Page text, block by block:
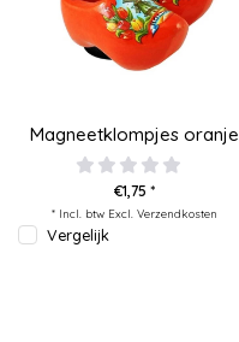
Magneetklompjes oranje
€1,75 *
* Incl. btw Excl. Verzendkosten
Vergelijk